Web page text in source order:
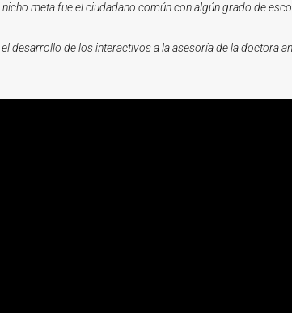
meta fue el ciudadano común con algún grado de
desarrollo de los interactivos a la asesoría de la doctora